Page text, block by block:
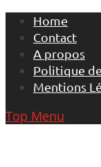
Skip
content
Home
Contact
A propos
Politique
Mentions
Top Menu